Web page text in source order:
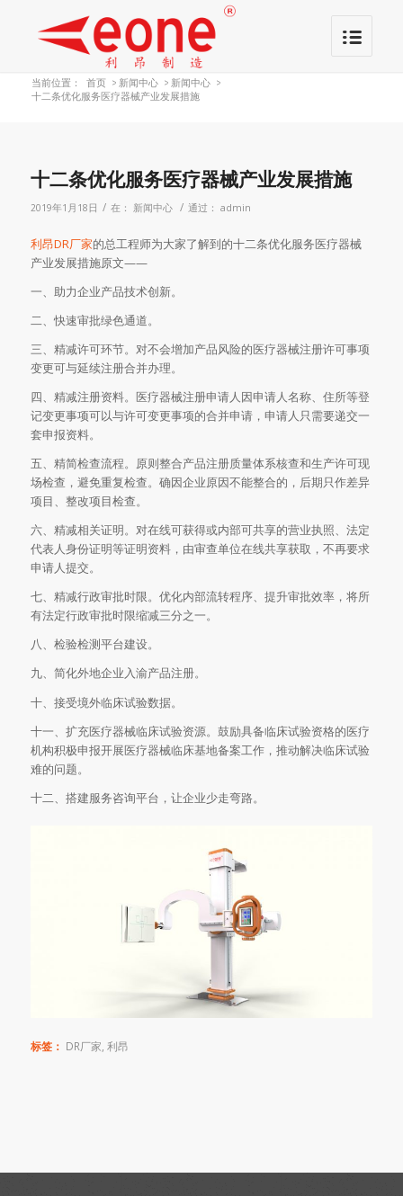
当前位置： 首页 > 新闻中心 > 新闻中心 >
十二条优化服务医疗器械产业发展措施
十二条优化服务医疗器械产业发展措施
2019年1月18日 / 在： 新闻中心 / 通过： admin
利昂DR厂家的总工程师为大家了解到的十二条优化服务医疗器械
产业发展措施原文——
一、助力企业产品技术创新。
二、快速审批绿色通道。
三、精减许可环节。对不会增加产品风险的医疗器械注册许可事项
变更可与延续注册合并办理。
四、精减注册资料。医疗器械注册申请人因申请人名称、住所等登
记变更事项可以与许可变更事项的合并申请，申请人只需要递交一
套申报资料。
五、精简检查流程。原则整合产品注册质量体系核查和生产许可现
场检查，避免重复检查。确因企业原因不能整合的，后期只作差异
项目、整改项目检查。
六、精减相关证明。对在线可获得或内部可共享的营业执照、法定
代表人身份证明等证明资料，由审查单位在线共享获取，不再要求
申请人提交。
七、精减行政审批时限。优化内部流转程序、提升审批效率，将所
有法定行政审批时限缩减三分之一。
八、检验检测平台建设。
九、简化外地企业入渝产品注册。
十、接受境外临床试验数据。
十一、扩充医疗器械临床试验资源。鼓励具备临床试验资格的医疗
机构积极申报开展医疗器械临床基地备案工作，推动解决临床试验
难的问题。
十二、搭建服务咨询平台，让企业少走弯路。
标签： DR厂家 利昂